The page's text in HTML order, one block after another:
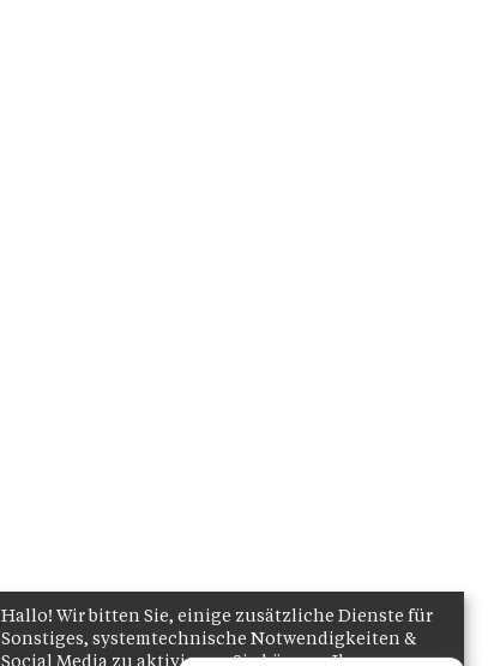
Hallo! Wir bitten Sie, einige zusätzliche Dienste für
Sonstiges, systemtechnische Notwendigkeiten &
Social Media zu aktivieren. Sie können Ihre